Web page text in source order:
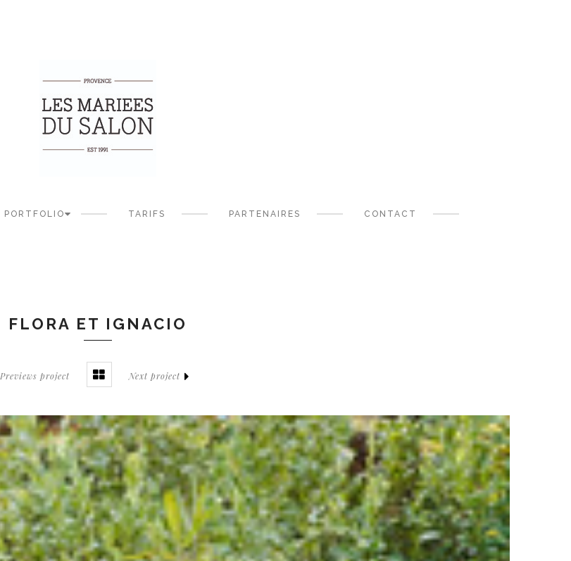
PORTFOLIO TARIFS PARTENAIRES CONTACT
FLORA ET IGNACIO
Previews project Next project